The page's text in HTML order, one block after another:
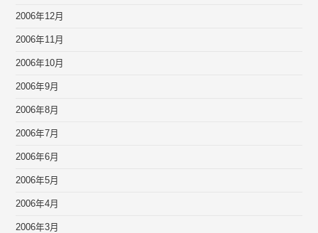
2006年12月
2006年11月
2006年10月
2006年9月
2006年8月
2006年7月
2006年6月
2006年5月
2006年4月
2006年3月